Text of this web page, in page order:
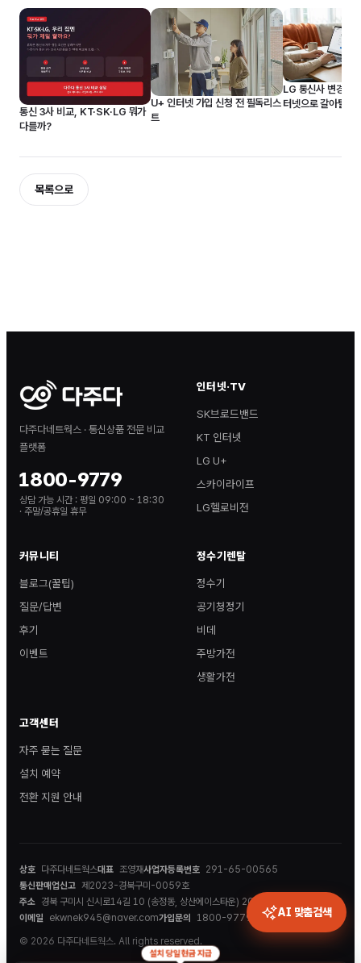
통신 3사 비교, KT·SK·LG 뭐가
다를까?
U+ 인터넷 가입 신청 전 필독리스
트
LG 통신사 변경 혜
터넷으로 갈아탈 때
목록으로
설치 당일 현금 지급
다주다네트웍스 · 통신상품 전문 비교
플랫폼
1800-9779
상담 가능 시간 : 평일 09:00 ~ 18:30
· 주말/공휴일 휴무
인터넷·TV
SK브로드밴드
KT 인터넷
LG U+
스카이라이프
LG헬로비전
커뮤니티
블로그(꿀팁)
질문/답변
후기
이벤트
정수기렌탈
정수기
공기청정기
비데
주방가전
생활가전
고객센터
자주 묻는 질문
설치 예약
전환 지원 안내
상호 다주다네트웍스대표 조영재사업자등록번호 291-65-00565
통신판매업신고 제2023-경북구미-0059호
주소 경북 구미시 신시로14길 10 (송정동, 상산에이스타운) 202호
이메일
ekwnek945@naver.com가입문의 1800-9779
© 2026 다주다네트웍스. All rights reserved.
AI 맞춤검색